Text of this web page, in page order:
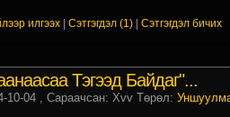
илгээх Сэтгэгдэл (1)| Сэтгэгдэл бичих
Тэгээд Байдаг"...
10-04, Сараачсан: Xvv Төрөл: